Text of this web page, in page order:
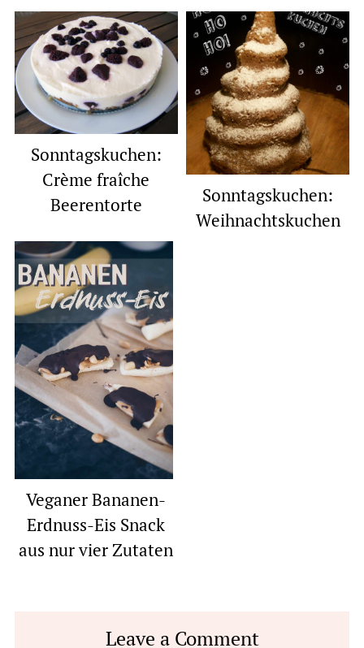
Sonntagskuchen:
Crème fraîche
Beerentorte
Sonntagskuchen:
Weihnachtskuchen
Veganer Bananen-
Erdnuss-Eis Snack
aus nur vier Zutaten
Leave a Comment